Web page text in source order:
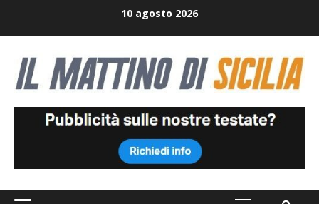
10 agosto 2026